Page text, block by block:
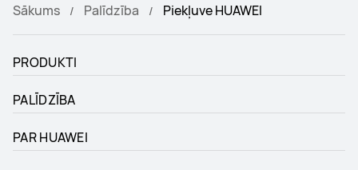
Sākums Palīdzība Piekļuve HUAWEI
PRODUKTI
PALĪDZĪBA
PAR HUAWEI